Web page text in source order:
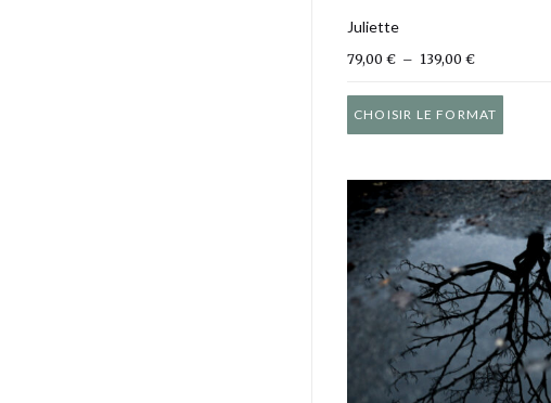
Juliette
79,00 € – 139,00 €Plage de
CHOISIR LE FORMAT
Ce